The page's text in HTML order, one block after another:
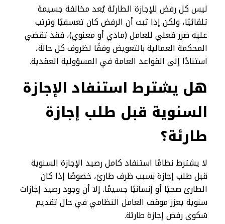
ليس كل رفض للإجازة الطارئة يُعد مخالفة جسيمة
تلقائيًا، ولكن إذا ثبت أن الرفض كان تعسفيًا وترتب
عليه ضرر فعلي للعامل (مادي أو معنوي)، فقد تقضي
المحكمة العمالية بالتعويض وفقًا لظروف كل حالة،
استنادًا إلى القواعد العامة في المسؤولية العقدية.
هل يشترط استنفاد الإجازة
السنوية قبل طلب إجازة
طارئة؟
لا يشترط نظامًا استنفاد كامل رصيد الإجازة السنوية
قبل طلب إجازة بسبب ظرف طارئ، خصوصًا إذا كان
الطارئ صحيًا أو إنسانيًا جسيمًا. إلا أن وجود رصيد إجازات
سنوية يعزز موقف العامل النظامي في حال تقديم
شكوى رفض إجازة طارئة.